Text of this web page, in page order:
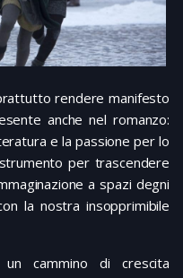
rendere manifesto
anche nel romanzo:
e la passione per lo
per trascendere
a spazi degni
la nostra insopprimibile
cammino di crescita